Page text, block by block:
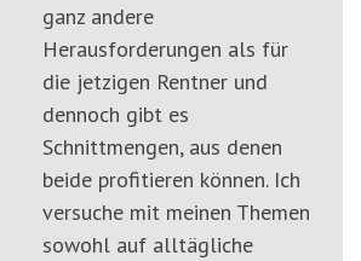
ganz andere
Herausforderungen als für
die jetzigen Rentner und
dennoch gibt es
Schnittmengen, aus denen
beide profitieren können. Ich
versuche mit meinen Themen
sowohl auf alltägliche